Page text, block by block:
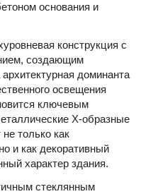
основания и
конструкция с
создающим
доминанта
освещения
ключевым
X-образные
только как
и как декоративный
характер здания.
стеклянным